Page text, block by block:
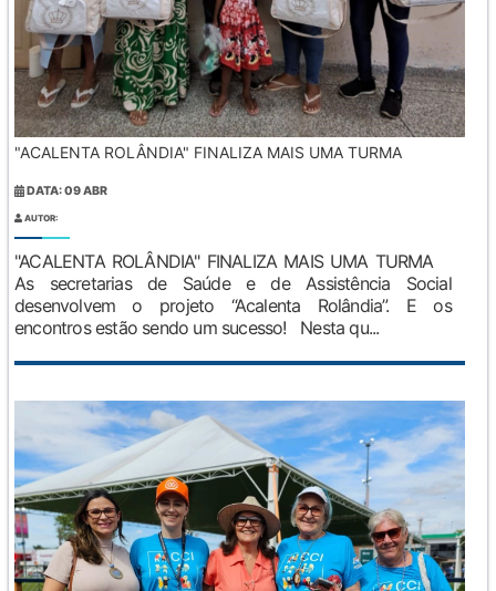
"ACALENTA ROLÂNDIA" FINALIZA MAIS UMA TURMA
DATA: 09 ABR
AUTOR:
"ACALENTA ROLÂNDIA" FINALIZA MAIS UMA TURMA
As secretarias de Saúde e de Assistência Social
desenvolvem o projeto “Acalenta Rolândia”. E os
encontros estão sendo um sucesso! Nesta qu...